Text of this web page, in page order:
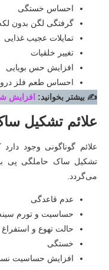
احساس خستگی
گرفتگی لگن بدون
تمایلات عجیب غذایی
تغییر خلقیات
افزایش حس بویایی
احساس طعم فلز
✍️ بیشتر بخوانید: افزایش
علائم تشکیل
علائم گوناگونی وجود
تشکیل ساک حاملگی پی
می‌گردد.
عدم قاعدگی
حساسیت و تورم
حالت تهوع و استفراغ
خستگی
افزایش حساسیت